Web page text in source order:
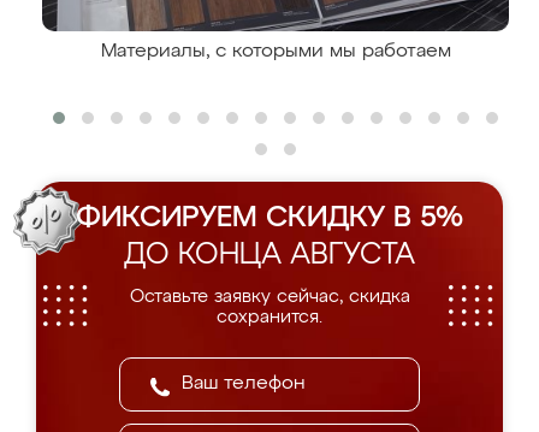
Материалы, с которыми мы работаем
ФИКСИРУЕМ СКИДКУ В 5%
ДО КОНЦА АВГУСТА
Оставьте заявку сейчас, скидка
сохранится.